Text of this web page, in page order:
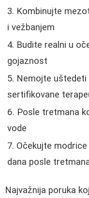
Kombinujte
i vežbanjem
Budite realni u
gojaznost
Nemojte
sertifikovane
Posle tretmana
vode
Očekujte
dana posle
Najvažnija poruka